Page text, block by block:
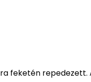
feketén repedezett.